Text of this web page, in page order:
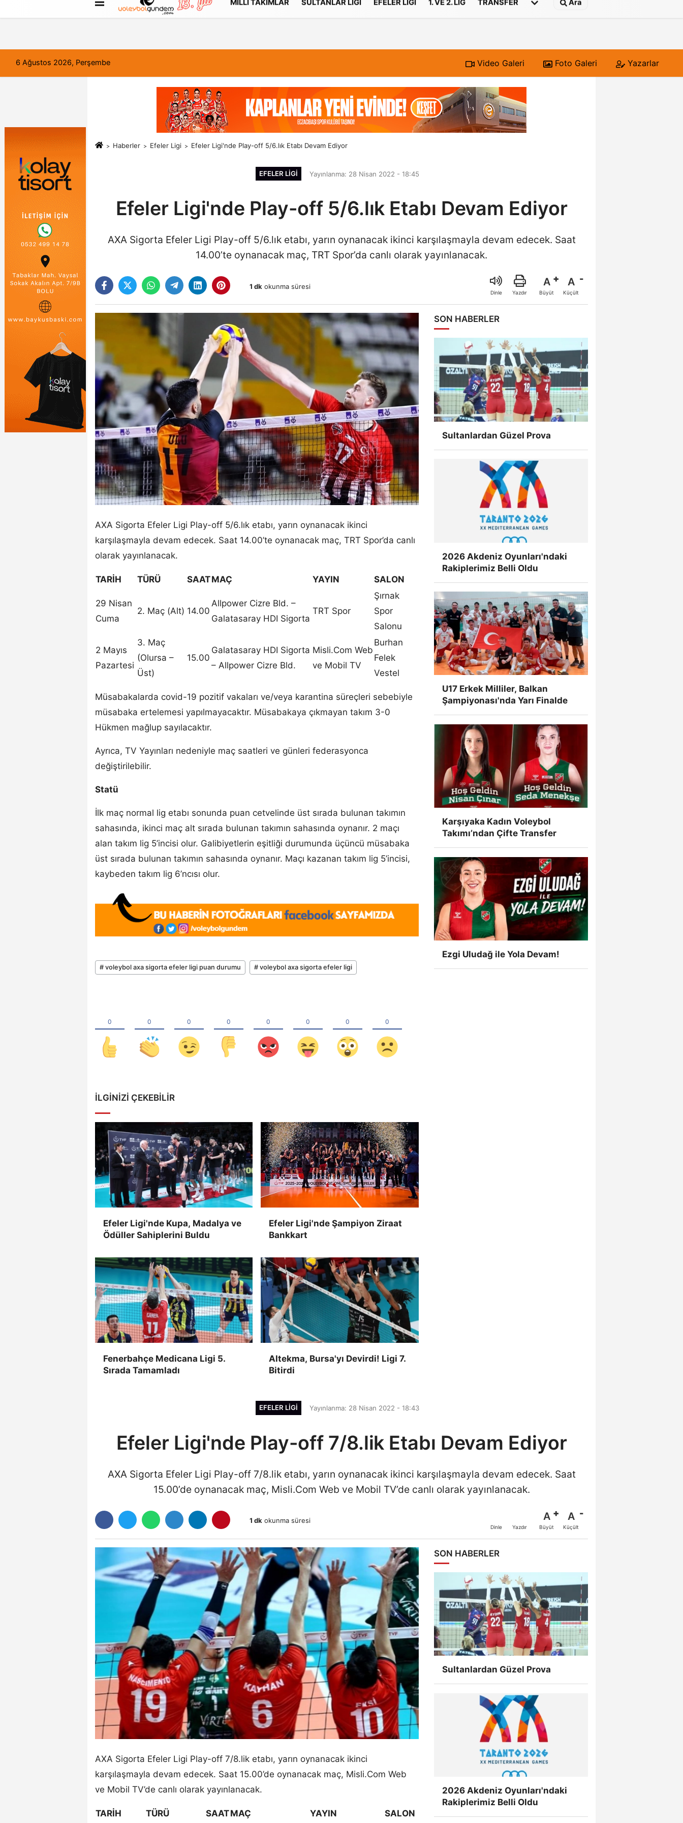
FORUM Haber Gönder Künye
MILLI TAKIMLAR SULTANLAR LIGI EFELER LIGI 1. VE 2. LIG TRANSFER Ara
6 Ağustos 2026, Perşembe Video Galeri Foto Galeri Yazarlar
Haberler Efeler Ligi Efeler Ligi'nde Play-off 5/6.lık Etabı Devam Ediyor
EFELER LIGI Yayınlanma: 28 Nisan 2022 - 18:45
Efeler Ligi'nde Play-off 5/6.lık Etabı Devam Ediyor
AXA Sigorta Efeler Ligi Play-off 5/6.lık etabı, yarın oynanacak ikinci karşılaşmayla devam edecek. Saat
14.00’te oynanacak maç, TRT Spor’da canlı olarak yayınlanacak.
1 dk okunma süresi
Dinle Yazdır
A
Büyüt
A
Küçült
AXA Sigorta Efeler Ligi Play-off 5/6.lık etabı, yarın oynanacak ikinci
karşılaşmayla devam edecek. Saat 14.00’te oynanacak maç, TRT Spor’da canlı
olarak yayınlanacak.
TARİH TÜRÜ SAATMAÇ YAYIN SALON
29 Nisan
Cuma
2. Maç (Alt) 14.00
Allpower Cizre Bld. –
Galatasaray HDI Sigorta
TRT Spor
Şırnak
Spor
Salonu
2 Mayıs
Pazartesi
3. Maç
(Olursa –
Üst)
15.00
Galatasaray HDI Sigorta
– Allpower Cizre Bld.
Misli.Com Web
ve Mobil TV
Burhan
Felek
Vestel
Müsabakalarda covid-19 pozitif vakaları ve/veya karantina süreçleri sebebiyle
müsabaka ertelemesi yapılmayacaktır. Müsabakaya çıkmayan takım 3-0
Hükmen mağlup sayılacaktır.
Ayrıca, TV Yayınları nedeniyle maç saatleri ve günleri federasyonca
değiştirilebilir.
Statü
İlk maç normal lig etabı sonunda puan cetvelinde üst sırada bulunan takımın
sahasında, ikinci maç alt sırada bulunan takımın sahasında oynanır. 2 maçı
alan takım lig 5’incisi olur. Galibiyetlerin eşitliği durumunda üçüncü müsabaka
üst sırada bulunan takımın sahasında oynanır. Maçı kazanan takım lig 5’incisi,
kaybeden takım lig 6’ncısı olur.
# voleybol axa sigorta efeler ligi puan durumu # voleybol axa sigorta efeler ligi
İLGINIZI ÇEKEBILIR
Efeler Ligi'nde Kupa, Madalya ve
Ödüller Sahiplerini Buldu
Efeler Ligi'nde Şampiyon Ziraat
Bankkart
Fenerbahçe Medicana Ligi 5.
Sırada Tamamladı
Altekma, Bursa'yı Devirdi! Ligi 7.
Bitirdi
SON HABERLER
Sultanlardan Güzel Prova
2026 Akdeniz Oyunları'ndaki
Rakiplerimiz Belli Oldu
U17 Erkek Milliler, Balkan
Şampiyonası'nda Yarı Finalde
Karşıyaka Kadın Voleybol
Takımı’ndan Çifte Transfer
Ezgi Uludağ ile Yola Devam!
EFELER LIGI Yayınlanma: 28 Nisan 2022 - 18:43
Efeler Ligi'nde Play-off 7/8.lik Etabı Devam Ediyor
AXA Sigorta Efeler Ligi Play-off 7/8.lik etabı, yarın oynanacak ikinci karşılaşmayla devam edecek. Saat
15.00’de oynanacak maç, Misli.Com Web ve Mobil TV’de canlı olarak yayınlanacak.
1 dk okunma süresi
Dinle Yazdır
A
Büyüt
A
Küçült
AXA Sigorta Efeler Ligi Play-off 7/8.lik etabı, yarın oynanacak ikinci
karşılaşmayla devam edecek. Saat 15.00’de oynanacak maç, Misli.Com Web
ve Mobil TV’de canlı olarak yayınlanacak.
TARİH TÜRÜ SAATMAÇ YAYIN SALON
SON HABERLER
Sultanlardan Güzel Prova
2026 Akdeniz Oyunları'ndaki
Rakiplerimiz Belli Oldu